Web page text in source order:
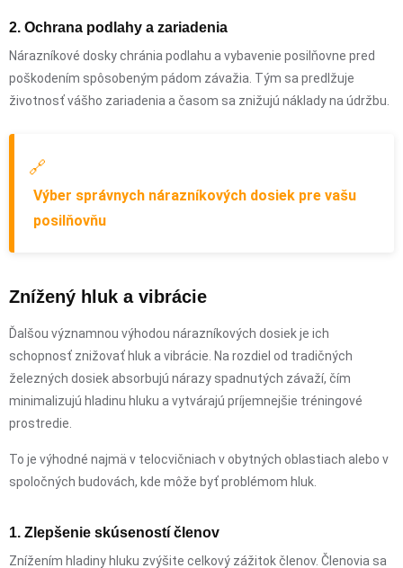
2. Ochrana podlahy a zariadenia
Nárazníkové dosky chránia podlahu a vybavenie posilňovne pred
poškodením spôsobeným pádom závažia. Tým sa predlžuje
životnosť vášho zariadenia a časom sa znižujú náklady na údržbu.
🔗
Výber správnych nárazníkových dosiek pre vašu
posilňovňu
Znížený hluk a vibrácie
Ďalšou významnou výhodou nárazníkových dosiek je ich
schopnosť znižovať hluk a vibrácie. Na rozdiel od tradičných
železných dosiek absorbujú nárazy spadnutých závaží, čím
minimalizujú hladinu hluku a vytvárajú príjemnejšie tréningové
prostredie.
To je výhodné najmä v telocvičniach v obytných oblastiach alebo v
spoločných budovách, kde môže byť problémom hluk.
1. Zlepšenie skúseností členov
Znížením hladiny hluku zvýšite celkový zážitok členov. Členovia sa